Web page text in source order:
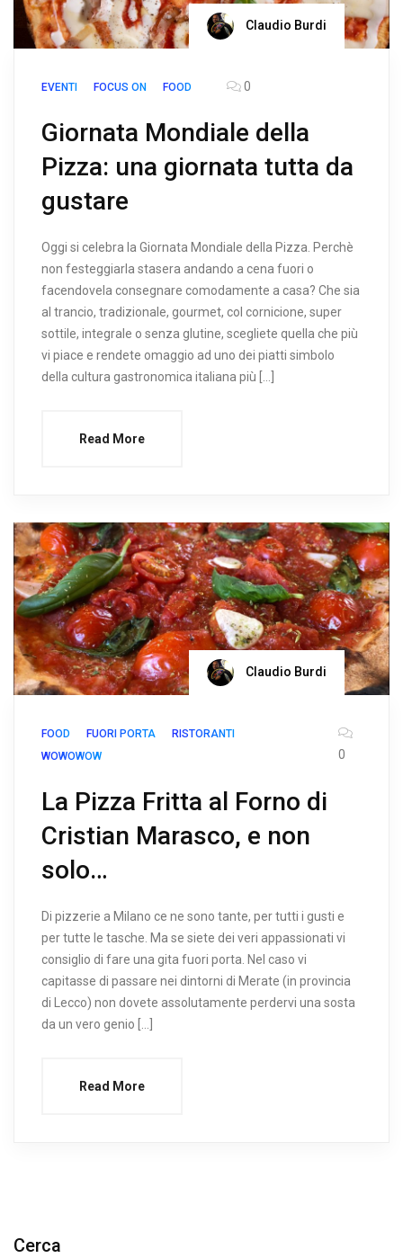
Claudio Burdi
EVENTI FOCUS ON FOOD 0
Giornata Mondiale della
Pizza: una giornata tutta da
gustare
Oggi si celebra la Giornata Mondiale della Pizza. Perchè
non festeggiarla stasera andando a cena fuori o
facendovela consegnare comodamente a casa? Che sia
al trancio, tradizionale, gourmet, col cornicione, super
sottile, integrale o senza glutine, scegliete quella che più
vi piace e rendete omaggio ad uno dei piatti simbolo
della cultura gastronomica italiana più […]
Read More
Claudio Burdi
FOOD FUORI PORTA
RISTORANTI
WOWOWOW
0
La Pizza Fritta al Forno di
Cristian Marasco, e non
solo…
Di pizzerie a Milano ce ne sono tante, per tutti i gusti e
per tutte le tasche. Ma se siete dei veri appassionati vi
consiglio di fare una gita fuori porta. Nel caso vi
capitasse di passare nei dintorni di Merate (in provincia
di Lecco) non dovete assolutamente perdervi una sosta
da un vero genio […]
Read More
Cerca